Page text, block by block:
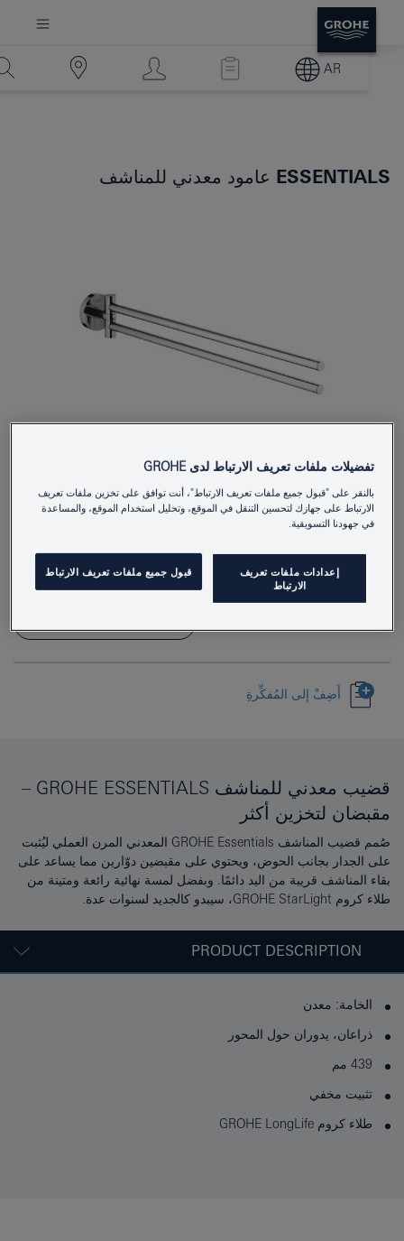
AR
ESSENTIALS عامود معدني للمناشف
Product Number
40371001
أَضِفْ إلى المُفكِّرةِ
قضيب معدني للمناشف GROHE ESSENTIALS –
مقبضان لتخزين أكثر
صُمم قضيب المناشف GROHE Essentials المعدني المرن العملي ليُثبت
على الجدار بجانب الحوض، ويحتوي على مقبضين دوّارين مما يساعد على
بقاء المناشف قريبة من اليد دائمًا. وبفضل لمسة نهائية رائعة ومتينة من
طلاء كروم GROHE StarLight، سيبدو كالجديد لسنوات عدة.
PRODUCT DESCRIPTION
الخامة: معدن
ذراعان، يدوران حول المحور
439 مم
تثبيت مخفي
طلاء كروم GROHE LongLife
تفضيلات ملفات تعريف الارتباط لدى GROHE
بالنقر على "قبول جميع ملفات تعريف الارتباط"، أنت توافق على تخزين ملفات تعريف
الارتباط على جهازك لتحسين التنقل في الموقع، وتحليل استخدام الموقع، والمساعدة
في جهودنا التسويقية.
إعدادات ملفات تعريف
الارتباط
قبول جميع ملفات تعريف الارتباط